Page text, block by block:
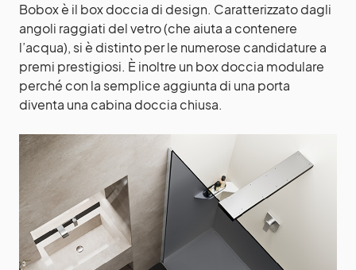
Bobox è il box doccia di design. Caratterizzato dagli
angoli raggiati del vetro (che aiuta a contenere
l’acqua), si è distinto per le numerose candidature a
premi prestigiosi. È inoltre un box doccia modulare
perché con la semplice aggiunta di una porta
diventa una cabina doccia chiusa.